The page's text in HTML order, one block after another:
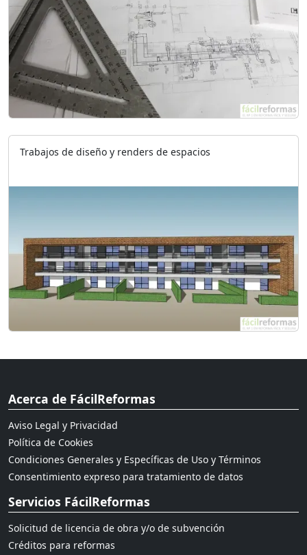
Trabajos de diseño y renders de espacios
Acerca de FácilReformas
Aviso Legal y Privacidad
Política de Cookies
Condiciones Generales y Específicas de Uso y Términos
Consentimiento expreso para tratamiento de datos
Servicios FácilReformas
Solicitud de licencia de obra y/o de subvención
Créditos para reformas